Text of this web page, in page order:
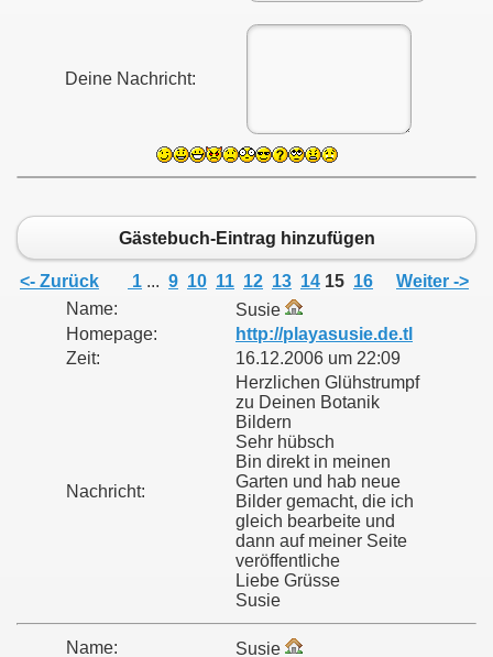
Deine Nachricht:
Gästebuch-Eintrag hinzufügen
<- Zurück 1 ... 9 10 11 12 13 14 15 16
Weiter ->
Name:
Susie
Homepage:
http://playasusie.de.tl
Zeit:
16.12.2006 um 22:09
Nachricht:
Herzlichen Glühstrumpf
zu Deinen Botanik
Bildern
Sehr hübsch
Bin direkt in meinen
Garten und hab neue
Bilder gemacht, die ich
gleich bearbeite und
dann auf meiner Seite
veröffentliche
Liebe Grüsse
Susie
Name:
Susie